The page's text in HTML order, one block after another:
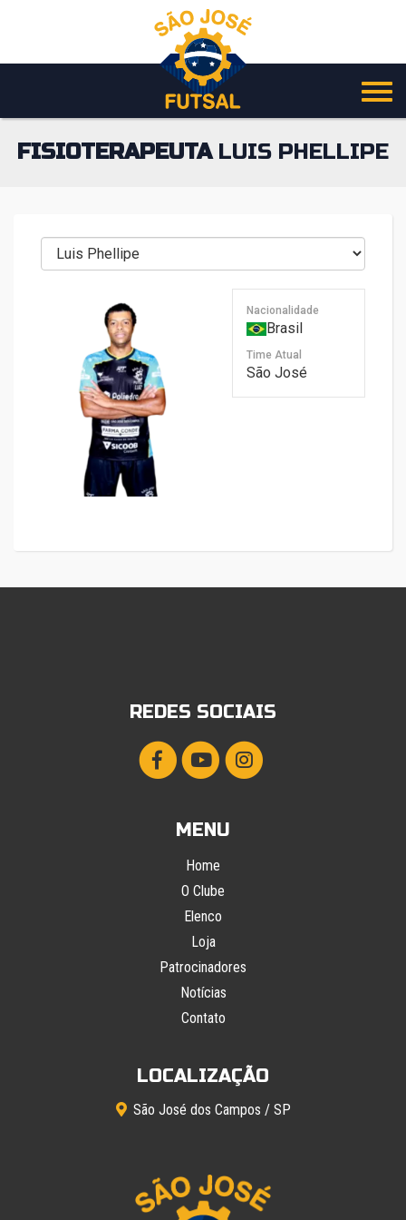
o
FISIOTERAPEUTALUIS PHELLIPE
Nacionalidade
Brasil
Time Atual
São José
REDES SOCIAIS
MENU
Home
O Clube
Elenco
Loja
Patrocinadores
Notícias
Contato
LOCALIZAÇÃO
São José dos Campos / SP